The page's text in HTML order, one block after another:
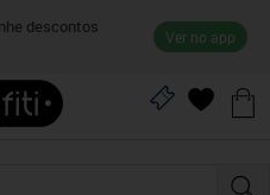
descontos
Ver no app